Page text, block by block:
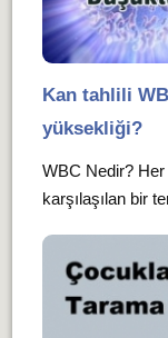
Kan tahlili
yüksekliği?
WBC Nedir? Her
karşılaşılan bir